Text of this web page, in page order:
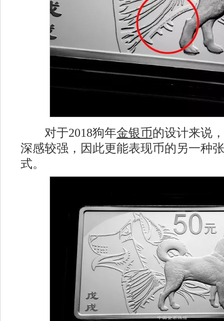
对于2018狗年金银币的设计来说
深感较强，因此更能表现币的另一种
式。